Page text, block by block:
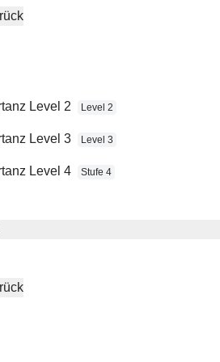
Level 2 Level 2
Level 3 Level 3
Level 4 Stufe 4
ein
Hobby?